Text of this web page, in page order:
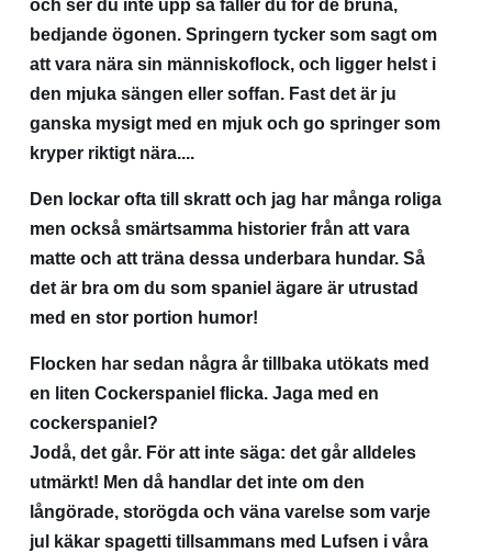
och ser du inte upp så faller du för de bruna,
bedjande ögonen. Springern tycker som sagt om
att vara nära sin människoflock, och ligger helst i
den mjuka sängen eller soffan. Fast det är ju
ganska mysigt med en mjuk och go springer som
kryper riktigt nära....
Den lockar ofta till skratt och jag har många roliga
men också smärtsamma historier från att vara
matte och att träna dessa underbara hundar.Så
det är bra om du som spaniel ägare är utrustad
med en stor portion humor!
Flocken har sedan några år tillbaka utökats med
en liten Cockerspaniel flicka. Jaga med en
cockerspaniel?
Jodå, det går. För att inte säga: det går alldeles
utmärkt! Men då handlar det inte om den
långörade, storögda och väna varelse som varje
jul käkar spagetti tillsammans med Lufsen i våra